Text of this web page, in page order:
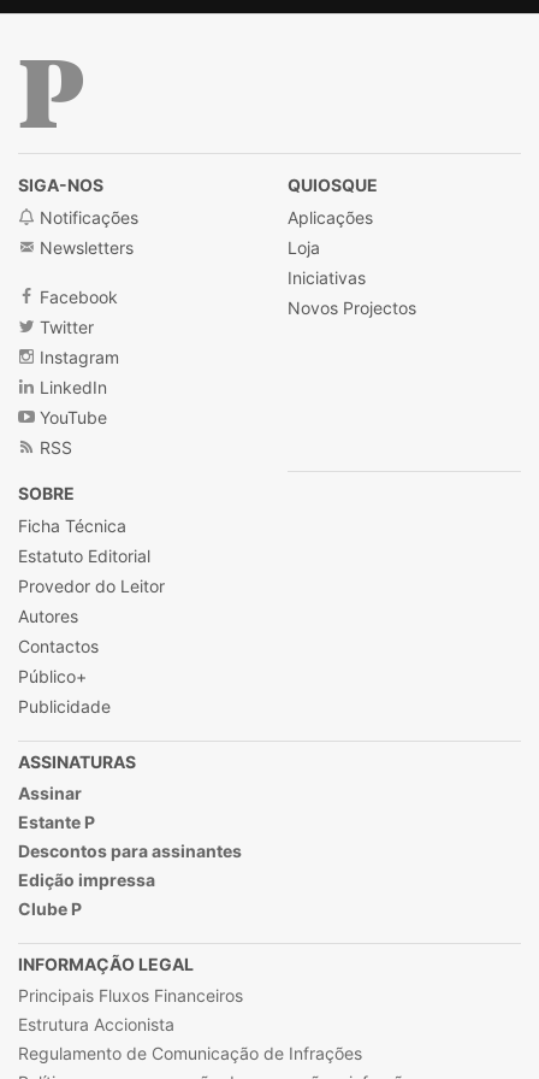
SIGA-NOS
Notificações
Newsletters
Facebook
Twitter
Instagram
LinkedIn
YouTube
RSS
QUIOSQUE
Aplicações
Loja
Iniciativas
Novos Projectos
SOBRE
Ficha Técnica
Estatuto Editorial
Provedor do Leitor
Autores
Contactos
Público+
Publicidade
ASSINATURAS
Assinar
Estante P
Descontos para assinantes
Edição impressa
Clube P
INFORMAÇÃO LEGAL
Principais Fluxos Financeiros
Estrutura Accionista
Regulamento de Comunicação de Infrações